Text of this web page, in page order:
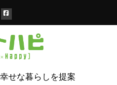
せな暮らしを提案